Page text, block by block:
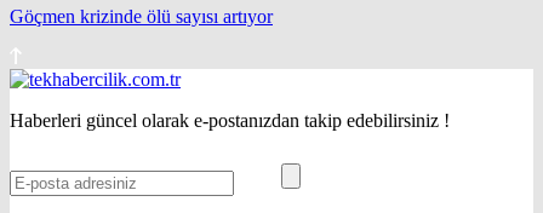
Göçmen krizinde ölü sayısı artıyor
Haberleri güncel olarak e-postanızdan takip edebilirsiniz !